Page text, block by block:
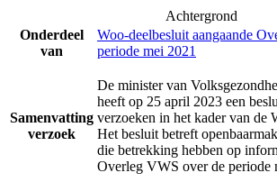
Achtergrond
Onderdeel
van
Woo-deelbesluit aangaande
periode mei 2021
Samenvatting
verzoek
De minister van
heeft op 25 april 2023 een
verzoeken in het kader van de
Het besluit betreft
die betrekking hebben op
Overleg VWS over de periode